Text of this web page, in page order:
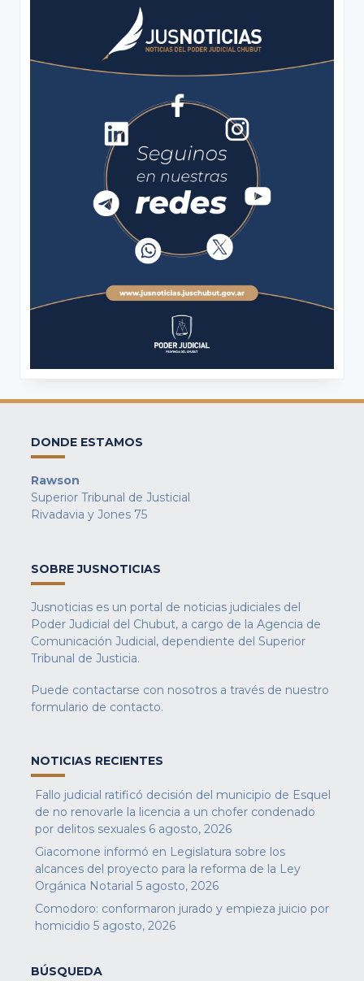
DONDE ESTAMOS
Rawson
Superior Tribunal de Justicial
Rivadavia y Jones 75
SOBRE JUSNOTICIAS
Jusnoticias es un portal de noticias judiciales del
Poder Judicial del Chubut, a cargo de la Agencia de
Comunicación Judicial, dependiente del Superior
Tribunal de Justicia.
Puede contactarse con nosotros a través de nuestro
formulario de contacto.
NOTICIAS RECIENTES
Fallo judicial ratificó decisión del municipio de Esquel
de no renovarle la licencia a un chofer condenado
por delitos sexuales 6 agosto, 2026
Giacomone informó en Legislatura sobre los
alcances del proyecto para la reforma de la Ley
Orgánica Notarial 5 agosto, 2026
Comodoro: conformaron jurado y empieza juicio por
homicidio 5 agosto, 2026
BÚSQUEDA